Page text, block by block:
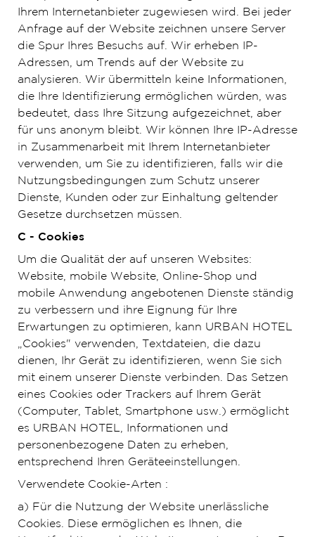
Ihrem Internetanbieter zugewiesen wird. Bei jeder
Anfrage auf der Website zeichnen unsere Server
die Spur Ihres Besuchs auf. Wir erheben IP-
Adressen, um Trends auf der Website zu
analysieren. Wir übermitteln keine Informationen,
die Ihre Identifizierung ermöglichen würden, was
bedeutet, dass Ihre Sitzung aufgezeichnet, aber
für uns anonym bleibt. Wir können Ihre IP-Adresse
in Zusammenarbeit mit Ihrem Internetanbieter
verwenden, um Sie zu identifizieren, falls wir die
Nutzungsbedingungen zum Schutz unserer
Dienste, Kunden oder zur Einhaltung geltender
Gesetze durchsetzen müssen.
C - Cookies
Um die Qualität der auf unseren Websites:
Website, mobile Website, Online-Shop und
mobile Anwendung angebotenen Dienste ständig
zu verbessern und ihre Eignung für Ihre
Erwartungen zu optimieren, kann URBAN HOTEL
„Cookies" verwenden, Textdateien, die dazu
dienen, Ihr Gerät zu identifizieren, wenn Sie sich
mit einem unserer Dienste verbinden. Das Setzen
eines Cookies oder Trackers auf Ihrem Gerät
(Computer, Tablet, Smartphone usw.) ermöglicht
es URBAN HOTEL, Informationen und
personenbezogene Daten zu erheben,
entsprechend Ihren Geräteeinstellungen.
Verwendete Cookie-Arten :
a) Für die Nutzung der Website unerlässliche
Cookies. Diese ermöglichen es Ihnen, die